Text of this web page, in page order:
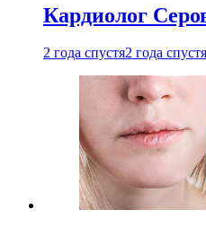
Кардиолог
2 года спустя2 года спустя